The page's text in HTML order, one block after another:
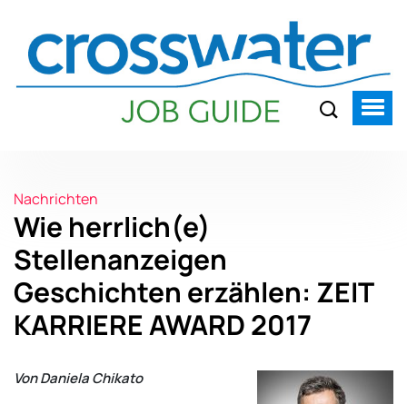
Nachrichten
Wie herrlich(e)
Stellenanzeigen
Geschichten erzählen: ZEIT
KARRIERE AWARD 2017
Von Daniela Chikato